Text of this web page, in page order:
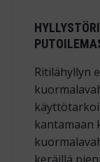
Ritilähyllyn
kantamaan